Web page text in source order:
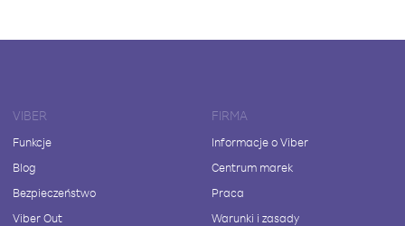
VIBER
Funkcje
Blog
Bezpieczeństwo
Viber Out
FIRMA
Informacje o Viber
Centrum marek
Praca
Warunki i zasady